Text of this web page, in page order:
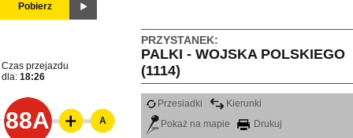
Pobierz
PRZYSTANEK:
PALKI - WOJSKA POLSKIEGO
(1114)
Czas przejazdu
dla: 18:26
88A
Przesiadki
Kierunki
Pokaż na mapie
Drukuj
A